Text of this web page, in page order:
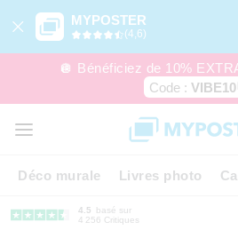
MYPOSTER
(4,6)
🪩 Bénéficiez de 10%
Code : VIBE10
Déco murale Livres photo
4.5
basé sur
4 256 Critiques